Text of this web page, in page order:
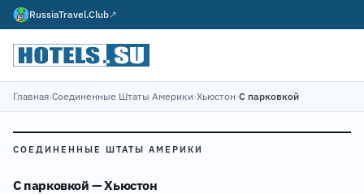
RussiaTravel.Club↗
Главная›Соединенные Штаты Америки›Хьюстон›С парковкой
СОЕДИНЕННЫЕ ШТАТЫ АМЕРИКИ
С парковкой — Хьюстон